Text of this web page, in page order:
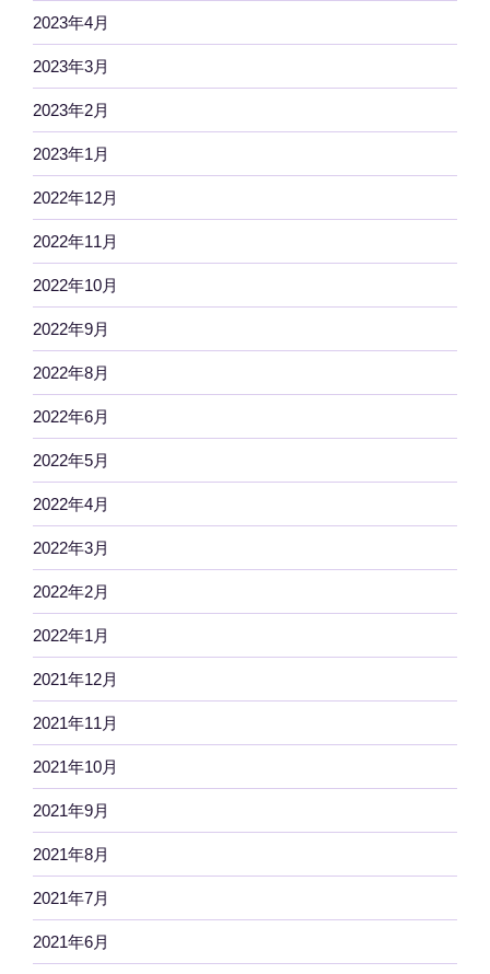
2023年4月
2023年3月
2023年2月
2023年1月
2022年12月
2022年11月
2022年10月
2022年9月
2022年8月
2022年6月
2022年5月
2022年4月
2022年3月
2022年2月
2022年1月
2021年12月
2021年11月
2021年10月
2021年9月
2021年8月
2021年7月
2021年6月